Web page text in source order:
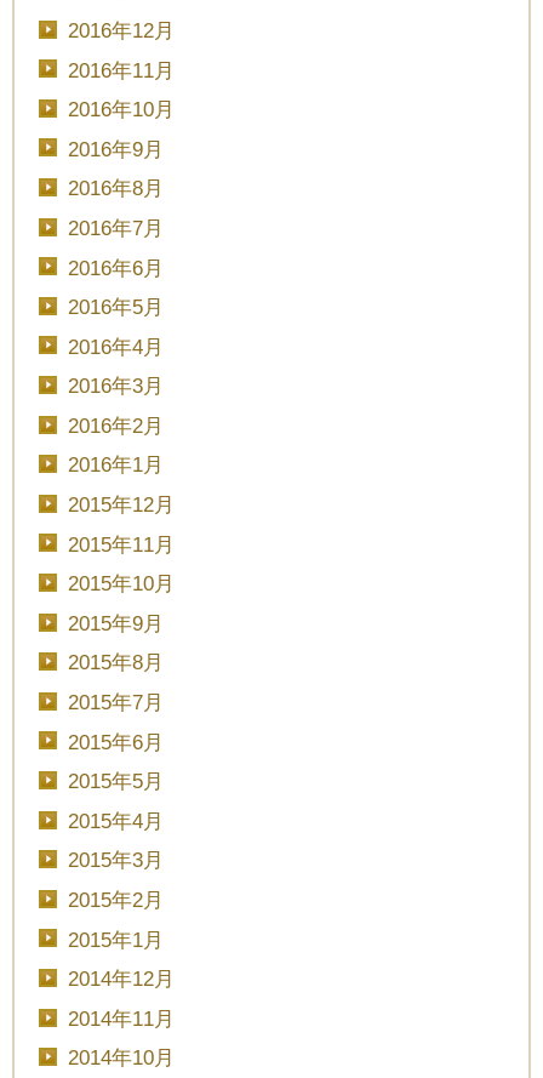
2016年12月
2016年11月
2016年10月
2016年9月
2016年8月
2016年7月
2016年6月
2016年5月
2016年4月
2016年3月
2016年2月
2016年1月
2015年12月
2015年11月
2015年10月
2015年9月
2015年8月
2015年7月
2015年6月
2015年5月
2015年4月
2015年3月
2015年2月
2015年1月
2014年12月
2014年11月
2014年10月